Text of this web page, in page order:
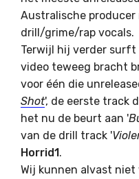
Australische
drill/grime/rap vocals.
Terwijl hij verder surft
video teweeg bracht
voor één die
Shot', de eerste track
het nu de beurt aan '
van de drill track '
Horrid1.
Wij kunnen alvast